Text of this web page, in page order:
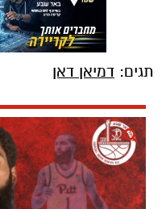
תגים: דמיאן דאן